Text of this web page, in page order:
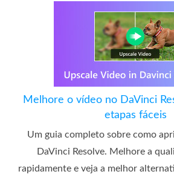
Melhore o vídeo no DaVinci
etapas fáceis
Um guia completo sobre como
DaVinci Resolve. Melhore a
rapidamente e veja a melhor